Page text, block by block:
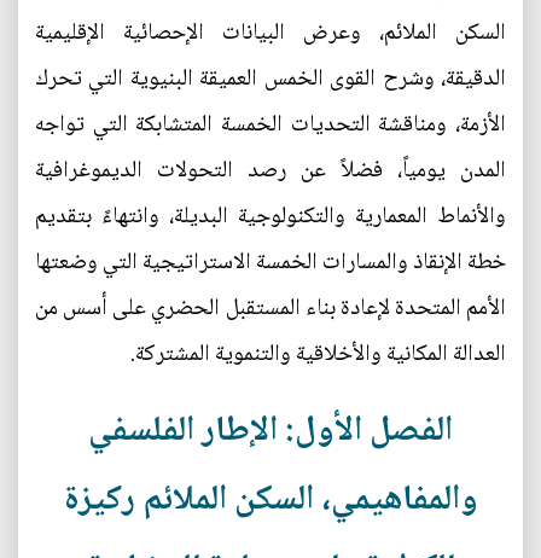
السكن الملائم، وعرض البيانات الإحصائية الإقليمية
الدقيقة، وشرح القوى الخمس العميقة البنيوية التي تحرك
الأزمة، ومناقشة التحديات الخمسة المتشابكة التي تواجه
المدن يومياً، فضلاً عن رصد التحولات الديموغرافية
والأنماط المعمارية والتكنولوجية البديلة، وانتهاءً بتقديم
خطة الإنقاذ والمسارات الخمسة الاستراتيجية التي وضعتها
الأمم المتحدة لإعادة بناء المستقبل الحضري على أسس من
العدالة المكانية والأخلاقية والتنموية المشتركة.
الفصل الأول: الإطار الفلسفي
والمفاهيمي، السكن الملائم ركيزة